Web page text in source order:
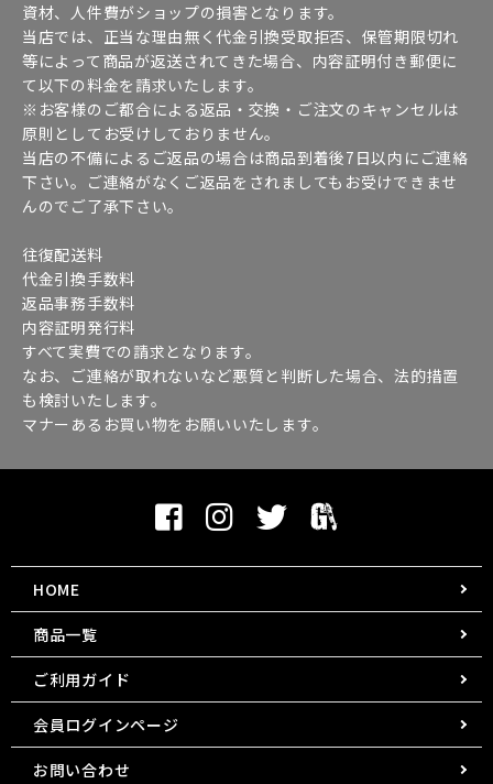
資材、人件費がショップの損害となります。
当店では、正当な理由無く代金引換受取拒否、保管期限切れ
等によって商品が返送されてきた場合、内容証明付き郵便に
て以下の料金を請求いたします。
※お客様のご都合による返品・交換・ご注文のキャンセルは
原則としてお受けしておりません。
当店の不備によるご返品の場合は商品到着後7日以内にご連絡
下さい。ご連絡がなくご返品をされましてもお受けできませ
んのでご了承下さい。
往復配送料
代金引換手数料
返品事務手数料
内容証明発行料
すべて実費での請求となります。
なお、ご連絡が取れないなど悪質と判断した場合、法的措置
も検討いたします。
マナーあるお買い物をお願いいたします。
HOME
商品一覧
ご利用ガイド
会員ログインページ
お問い合わせ